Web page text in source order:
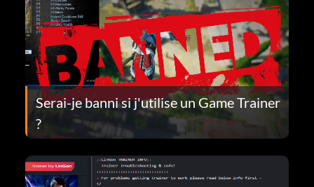
Serai-je banni si j'utilise un Game Trainer
?